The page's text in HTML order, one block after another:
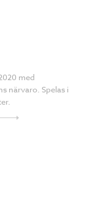
med
närvaro. Spelas i